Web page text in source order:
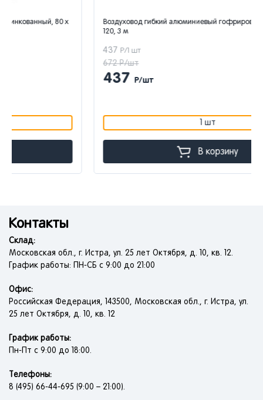
Воздуховод гибкий алюминиевый гофрированный Era 12ВА, D
Контакты
Склад:
Московская обл., г. Истра, ул. 25 лет Октября, д. 10, кв. 12.
График работы: ПН-СБ с 9:00 до 21:00
Офис:
Российская Федерация, 143500, Московская обл., г. Истра, ул.
25 лет Октября, д. 10, кв. 12
График работы:
Пн-Пт с 9:00 до 18:00.
Телефоны:
8 (495) 66-44-695 (9:00 – 21:00).